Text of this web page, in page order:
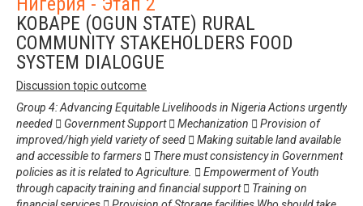
KOBAPE (OGUN STATE) RURAL
COMMUNITY STAKEHOLDERS FOOD
SYSTEM DIALOGUE
Discussion topic outcome
Group 4: Advancing Equitable Livelihoods in Nigeria Actions urgently
needed  Government Support  Mechanization  Provision of
improved/high yield variety of seed  Making suitable land available
and accessible to farmers  There must consistency in Government
policies as it is related to Agriculture.  Empowerment of Youth
through capacity training and financial support  Training on